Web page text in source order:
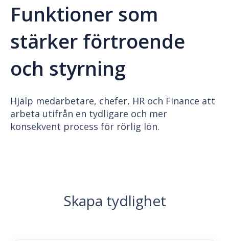
Funktioner som
stärker förtroende
och styrning
Hjälp medarbetare, chefer, HR och Finance att
arbeta utifrån en tydligare och mer
konsekvent process för rörlig lön.
Skapa tydlighet